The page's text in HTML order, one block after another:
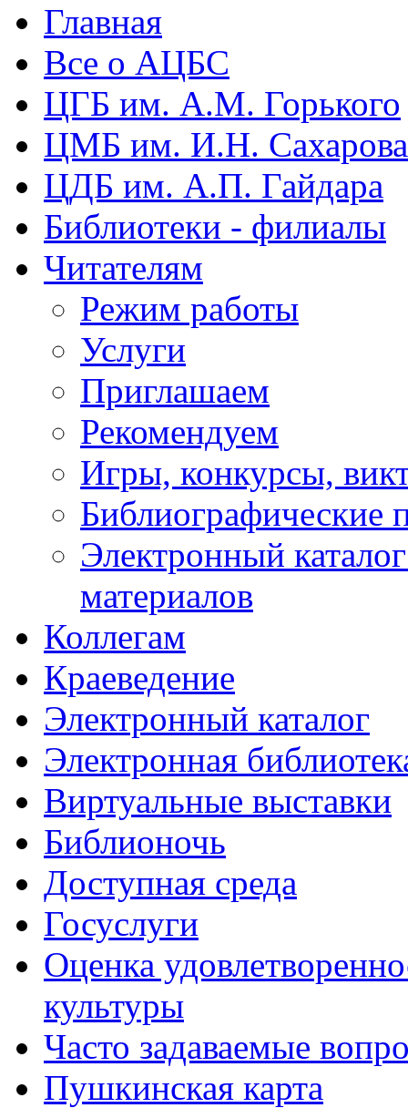
Главная
Все о АЦБС
ЦГБ им. А.М. Горького
ЦМБ им. И.Н. Сахарова
ЦДБ им. А.П. Гайдара
Библиотеки - филиалы
Читателям
Режим работы
Услуги
Приглашаем
Рекомендуем
Игры, конкурсы,
Библиографические
Электронный
материалов
Коллегам
Краеведение
Электронный каталог
Электронная
Виртуальные выставки
Библионочь
Доступная среда
Госуслуги
Оценка
культуры
Часто задаваемые
Пушкинская карта